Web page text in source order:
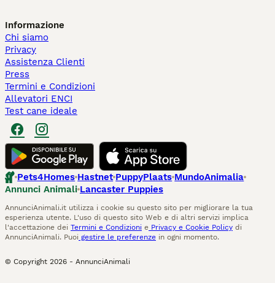
Informazione
Chi siamo
Privacy
Assistenza Clienti
Press
Termini e Condizioni
Allevatori ENCI
Test cane ideale
Pets4Homes Hastnet PuppyPlaats MundoAnimalia
Annunci Animali Lancaster Puppies
AnnunciAnimali.it utilizza i cookie su questo sito per migliorare la tua
esperienza utente. L'uso di questo sito Web e di altri servizi implica
l'accettazione dei Termini e Condizioni e Privacy e Cookie Policy di
AnnunciAnimali. Puoi gestire le preferenze in ogni momento.
© Copyright 2026 - AnnunciAnimali